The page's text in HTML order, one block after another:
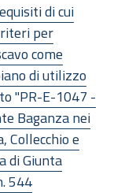
di cui
per
come
di utilizzo
"PR-E-1047 -
Baganza nei
Collecchio e
di Giunta
544